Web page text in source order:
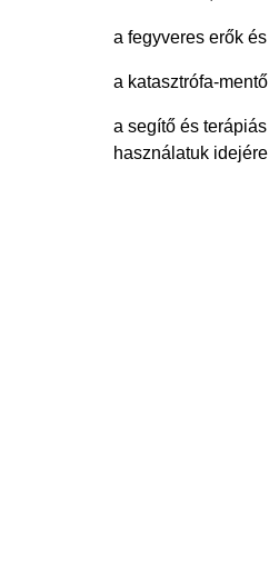
a fegyveres erők
a katasztrófa-
a segítő és
használatuk idejére